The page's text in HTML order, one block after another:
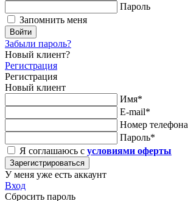
Пароль
Запомнить меня
Войти
Забыли пароль?
Новый клиент?
Регистрация
Регистрация
Новый клиент
Имя*
E-mail*
Номер телефона
Пароль*
Я соглашаюсь с условиями оферты
Зарегистрироваться
У меня уже есть аккаунт
Вход
Сбросить пароль